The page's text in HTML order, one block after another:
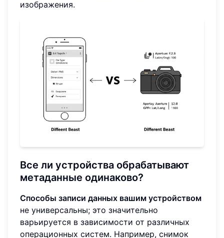
изображения.
Все ли устройства обрабатывают
метаданные одинаково?
Способы записи данных вашим устройством
не универсальны; это значительно
варьируется в зависимости от различных
операционных систем. Например, снимок